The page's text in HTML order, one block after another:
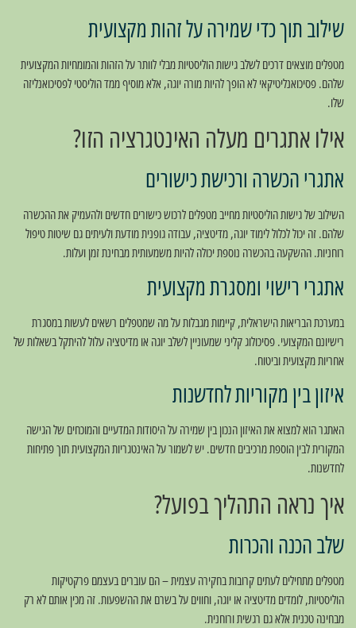
שילוב תוך כדי שמירה על זהות מקצועית
מטפלים מוצאים דרכים לשלב גישות הוליסטיות מבלי לוותר על הזהות והמומחיות המקצועית
שלהם. פסיכואנליטיקאי לא הופך להיות מורה יוגה, אלא מוסיף ממד הוליסטי לפסיכואנליזה
שלו.
אילו אתגרים מעלה האינטגרציה הזו?
אתגרי הכשרה ורכישת כישורים
השילוב של גישות הוליסטיות מחייב מטפלים לרכוש כישורים חדשים ולהעמיק את ההכשרה
שלהם. זה יכול לכלול לימוד יוגה, מדיטציה, עבודה גופנית מודעת ולעיתים גם שיטות טיפול
רוחניות. ההשקעה בהכשרה נוספת יכולה להיות משמעותית מבחינת זמן ועלות.
אתגרי רישוי ומסגרת מקצועית
במערכת הבריאות הישראלית, קיימות מגבלות על מה שמטפלים רשאים לעשות במסגרת
רישיונם המקצועי. פסיכולוג קליני שמעוניין לשלב יוגה או מדיטציה עלול להיתקל בשאלות של
אחריות מקצועית וביטוח.
איזון בין מקוריות לחדשנות
האתגר הוא למצוא את האיזון הנכון בין שמירה על היסודות המדעיים והמוכחים של הגישה
המקורית לבין הוספת מרכיבים חדשים. יש לשמור על האינטגריות המקצועית תוך פתיחות
לחדשנות.
איך נראה התהליך בפועל?
שלב הכנה והכרות
מטפלים מתחילים לעתים קרובות בחקירה עצמית – הם עוברים בעצמם פרקטיקות
הוליסטיות, לומדים מדיטציה או יוגה, וחווים על בשרם את ההשפעות. זה מכין אותם לא רק
מבחינה טכנית אלא גם רגשית ורוחנית.